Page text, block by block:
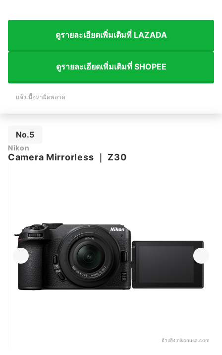
ดูรายละเอียดเพิ่มเติมที่ LAZADA
ดูรายละเอียดเพิ่มเติมที่ SHOPEE
แจ้งเนื้อหาผิดพลาด
No.5
Nikon
Camera Mirrorless Z30
อ้างอิง:nikonusa.com